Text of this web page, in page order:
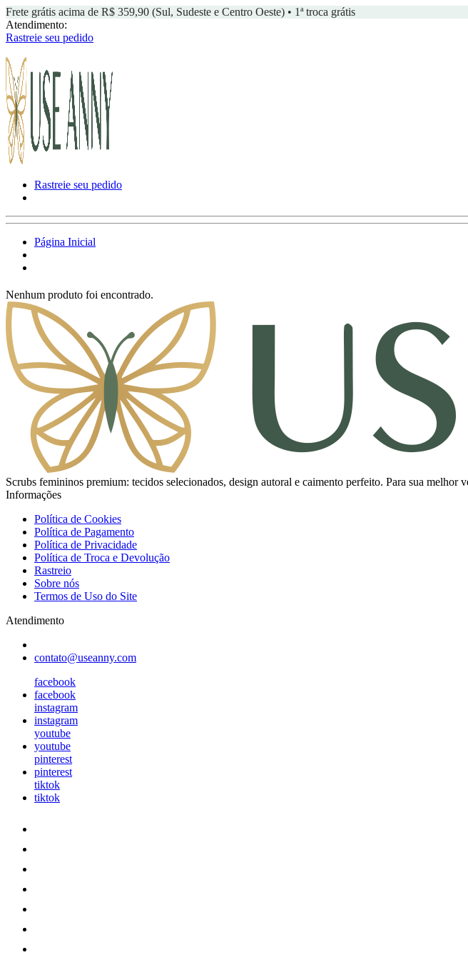
Frete grátis acima de R$ 359,90 (Sul, Sudeste e Centro Oeste) • 1ª troca grátis
Atendimento:
Rastreie seu pedido
Rastreie seu pedido
Página Inicial
Nenhum produto foi encontrado.
Scrubs femininos premium: tecidos selecionados, design autoral e caimento perfeito. Para sua melhor
Informações
Política de Cookies
Política de Pagamento
Política de Privacidade
Política de Troca e Devolução
Rastreio
Sobre nós
Termos de Uso do Site
Atendimento
contato@useanny.com
facebook
facebook
instagram
instagram
youtube
youtube
pinterest
pinterest
tiktok
tiktok